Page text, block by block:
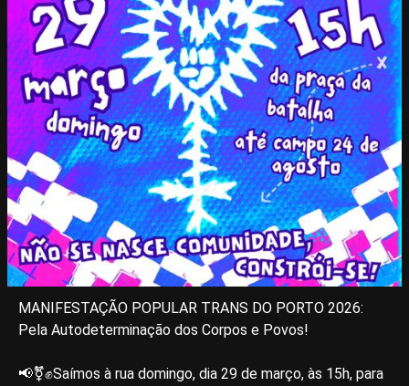
MANIFESTAÇÃO POPULAR TRANS DO PORTO 2026:
Pela Autodeterminação dos Corpos e Povos!
📢⚧️✊Saímos à rua domingo, dia 29 de março, às 15h, para